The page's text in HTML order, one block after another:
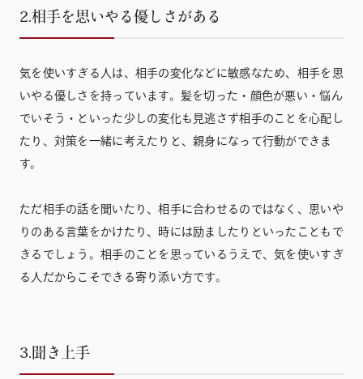
2.相手を思いやる優しさがある
気を使いすぎる人は、相手の変化などに敏感なため、相手を思
いやる優しさを持っています。髪を切った・顔色が悪い・悩ん
でいそう・といった少しの変化も見逃さず相手のことを心配し
たり、対策を一緒に考えたりと、親身になって行動ができま
す。
ただ相手の話を聞いたり、相手に合わせるのではなく、思いや
りのある言葉をかけたり、時には励ましたりといったこともで
きるでしょう。相手のことを思っているうえで、気を使いすぎ
る人だからこそできる寄り添い方です。
3.聞き上手